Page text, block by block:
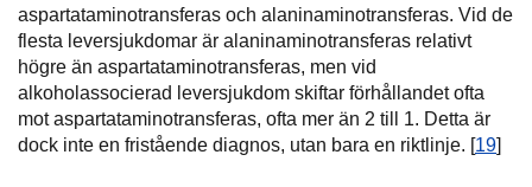
aspartataminotransferas och alaninaminotransferas. Vid de
flesta leversjukdomar är alaninaminotransferas relativt
högre än aspartataminotransferas, men vid
alkoholassocierad leversjukdom skiftar förhållandet ofta
mot aspartataminotransferas, ofta mer än 2 till 1. Detta är
dock inte en fristående diagnos, utan bara en riktlinje. [19]